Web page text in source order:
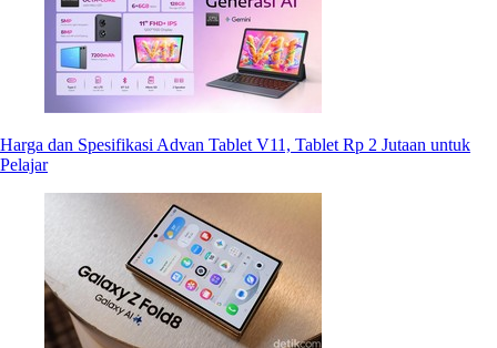
Harga dan Spesifikasi Advan Tablet V11, Tablet Rp 2 Jutaan untuk
Pelajar